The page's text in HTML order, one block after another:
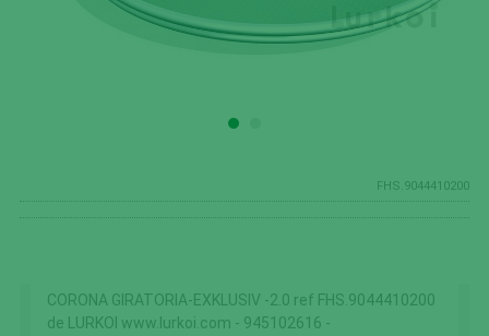
FHS.9044410200
CORONA GIRATORIA-EXKLUSIV -2.0 ref FHS.9044410200
de LURKOI www.lurkoi.com - 945102616 -